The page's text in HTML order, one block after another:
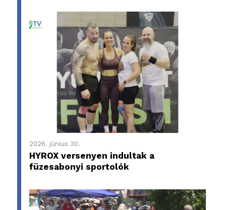
2026. június 30.
HYROX versenyen indultak a
füzesabonyi sportolók